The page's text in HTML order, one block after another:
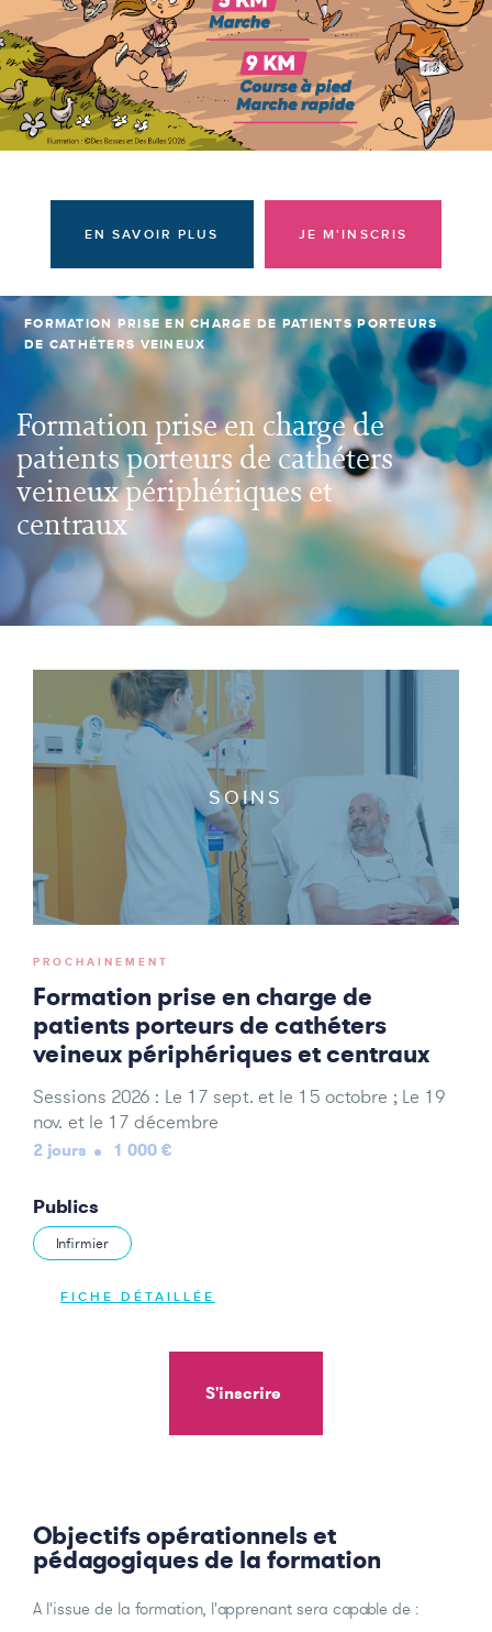
Actualités
Prendre rendez-vous
EN SAVOIR PLUS JE M'INSCRIS
FORMATION PRISE EN CHARGE DE PATIENTS PORTEURS
DE CATHÉTERS VEINEUX
Formation prise en charge de
patients porteurs de cathéters
veineux périphériques et
centraux
SOINS
PROCHAINEMENT
Formation prise en charge de
patients porteurs de cathéters
veineux périphériques et centraux
Sessions 2026 : Le 17 sept. et le 15 octobre ; Le 19
nov. et le 17 décembre
2 jours 1 000 €
Publics
Infirmier
FICHE DÉTAILLÉE
S'inscrire
Objectifs opérationnels et
pédagogiques de la formation
A l'issue de la formation, l'apprenant sera capable de :